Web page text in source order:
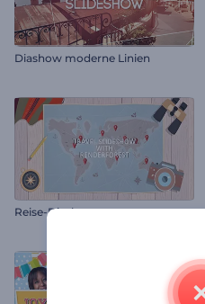
Diashow moderne Linien
Reise-Diashow